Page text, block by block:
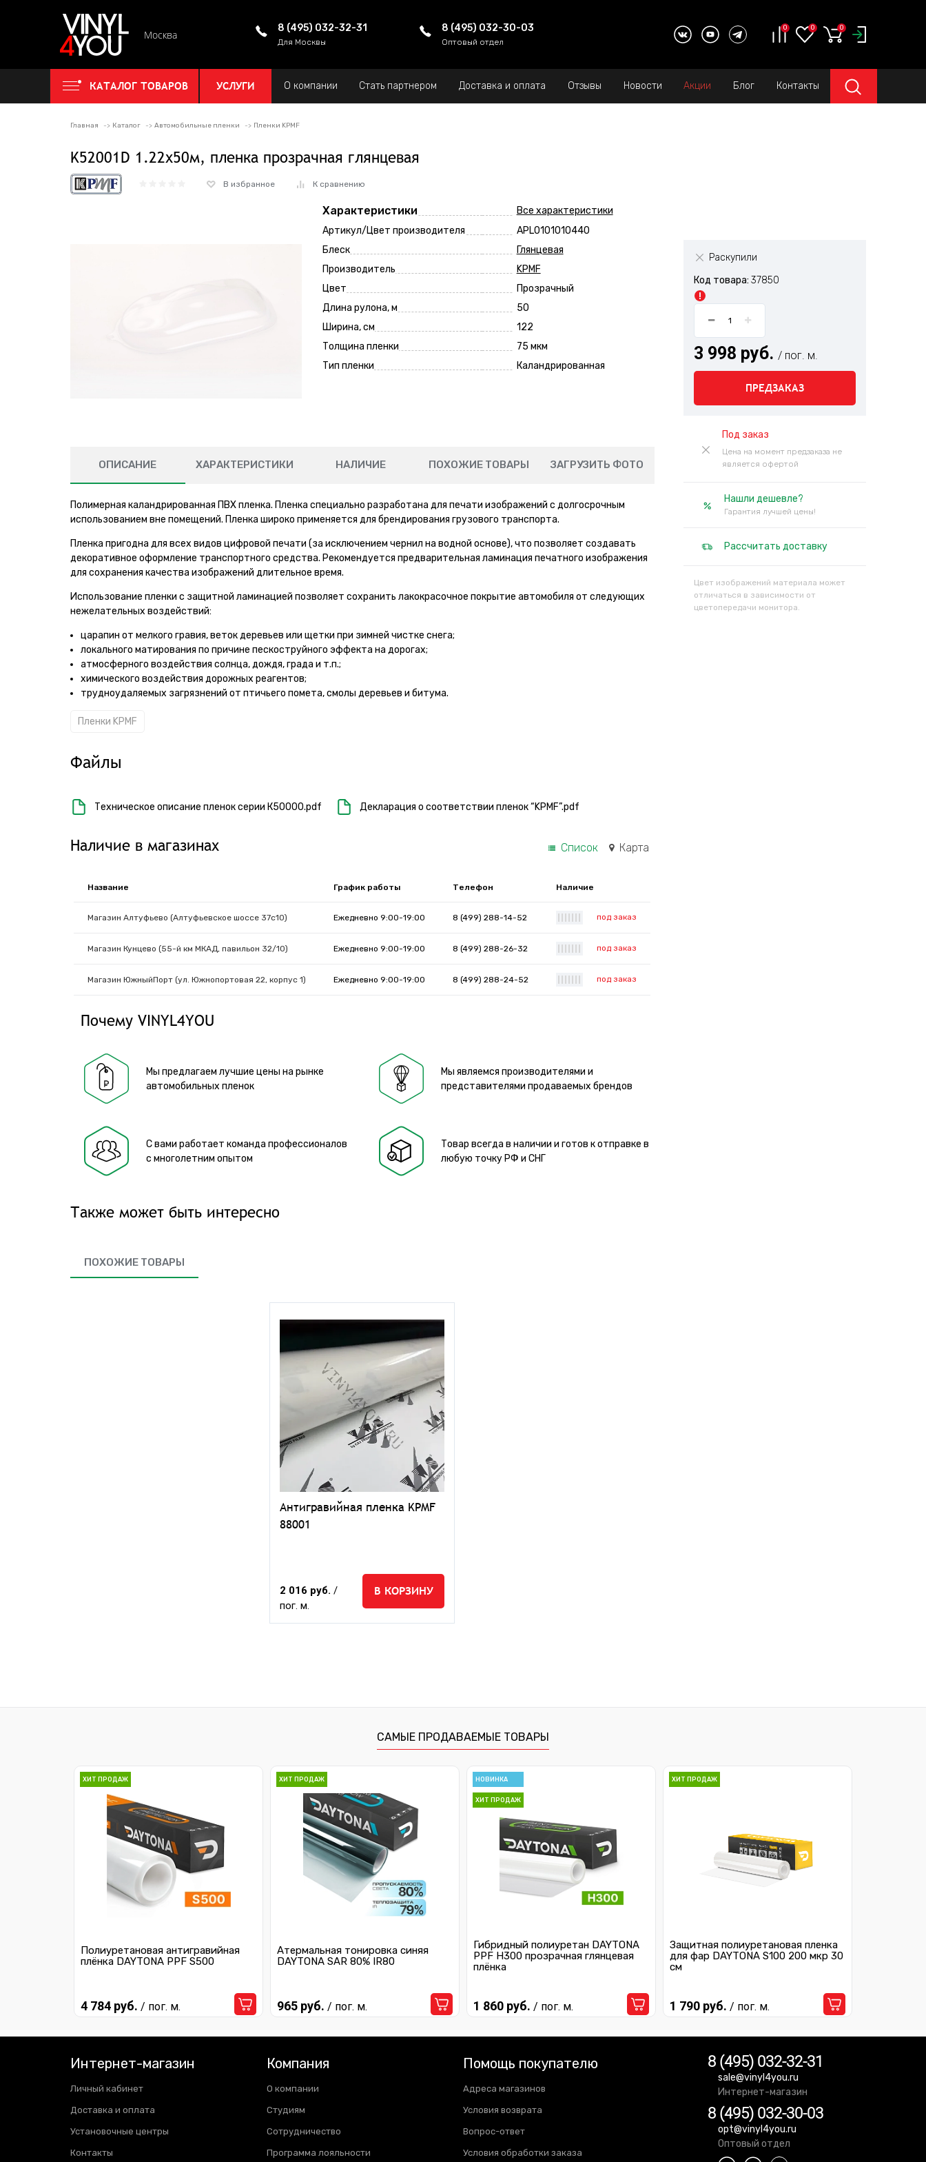
Москва
8 (495) 032-32-31
Для Москвы
8 (495) 032-30-03
Оптовый отдел
0 0 0
КАТАЛОГ ТОВАРОВ УСЛУГИ О компании Стать партнером Доставка и оплата Отзывы Новости Акции Блог Контакты
Главная Каталог Автомобильные пленки Пленки KPMF
K52001D 1.22х50м, пленка прозрачная глянцевая
В избранное К сравнению
Характеристики
Все характеристики
Артикул/Цвет производителя
APL0101010440
Блеск
Глянцевая
Производитель
KPMF
Цвет
Прозрачный
Длина рулона, м
50
Ширина, см
122
Толщина пленки
75 мкм
Тип пленки
Каландрированная
Раскупили
Код товара: 37850
3 998 руб. / пог. м.
ПРЕДЗАКАЗ
Под заказ
Цена на момент предзаказа не
является офертой
Нашли дешевле?
Гарантия лучшей цены!
Рассчитать доставку
Цвет изображений материала может
отличаться в зависимости от
цветопередачи монитора.
ОПИСАНИЕ ХАРАКТЕРИСТИКИ НАЛИЧИЕ ПОХОЖИЕ ТОВАРЫ ЗАГРУЗИТЬ ФОТО
Полимерная каландрированная ПВХ пленка. Пленка специально разработана для печати изображений с долгосрочным
использованием вне помещений. Пленка широко применяется для брендирования грузового транспорта.
Пленка пригодна для всех видов цифровой печати (за исключением чернил на водной основе), что позволяет создавать
декоративное оформление транспортного средства. Рекомендуется предварительная ламинация печатного изображения
для сохранения качества изображений длительное время.
Использование пленки с защитной ламинацией позволяет сохранить лакокрасочное покрытие автомобиля от следующих
нежелательных воздействий:
царапин от мелкого гравия, веток деревьев или щетки при зимней чистке снега;
локального матирования по причине пескоструйного эффекта на дорогах;
атмосферного воздействия солнца, дождя, града и т.п.;
химического воздействия дорожных реагентов;
трудноудаляемых загрязнений от птичьего помета, смолы деревьев и битума.
Пленки KPMF
Файлы
Техническое описание пленок серии К50000.pdf Декларация о соответствии пленок “KPMF”.pdf
Наличие в магазинах Список Карта
Название График работы Телефон Наличие
Магазин Алтуфьево (Алтуфьевское шоссе 37с10) Ежедневно 9:00-19:00 8 (499) 288-14-52 под заказ
Магазин Кунцево (55-й км МКАД, павильон 32/10) Ежедневно 9:00-19:00 8 (499) 288-26-32 под заказ
Магазин ЮжныйПорт (ул. Южнопортовая 22, корпус 1) Ежедневно 9:00-19:00 8 (499) 288-24-52 под заказ
Почему VINYL4YOU
Мы предлагаем лучшие цены на рынке
автомобильных пленок
Мы являемся производителями и
представителями продаваемых брендов
С вами работает команда профессионалов
с многолетним опытом
Товар всегда в наличии и готов к отправке в
любую точку РФ и СНГ
Также может быть интересно
ПОХОЖИЕ ТОВАРЫ
Антигравийная пленка KPMF
88001
2 016 руб./
пог. м.
В КОРЗИНУ
САМЫЕ ПРОДАВАЕМЫЕ ТОВАРЫ
ХИТ ПРОДАЖ
Полиуретановая антигравийная
плёнка DAYTONA PPF S500
4 784 руб. / пог. м.
ХИТ ПРОДАЖ
Атермальная тонировка синяя
DAYTONA SAR 80% IR80
965 руб. / пог. м.
НОВИНКА
ХИТ ПРОДАЖ
Гибридный полиуретан DAYTONA
PPF H300 прозрачная глянцевая
плёнка
1 860 руб. / пог. м.
ХИТ ПРОДАЖ
Защитная полиуретановая пленка
для фар DAYTONA S100 200 мкр 30
см
1 790 руб. / пог. м.
Интернет-магазин
Личный кабинет
Доставка и оплата
Установочные центры
Контакты
Компания
О компании
Студиям
Сотрудничество
Программа лояльности
Помощь покупателю
Адреса магазинов
Условия возврата
Вопрос-ответ
Условия обработки заказа
8 (495) 032-32-31
sale@vinyl4you.ru
Интернет-магазин
8 (495) 032-30-03
opt@vinyl4you.ru
Оптовый отдел